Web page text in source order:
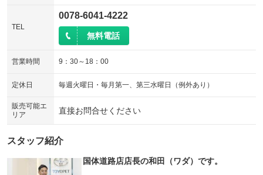
TEL
0078-6041-4222
無料電話
営業時間 9：30～18：00
定休日 毎週火曜日・毎月第一、第三水曜日（例外あり）
販売可能エ
リア
直接お問合せください
スタッフ紹介
国体道路店店長の和田（ワダ）です。